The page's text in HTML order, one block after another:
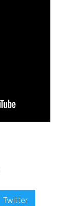
Twitter